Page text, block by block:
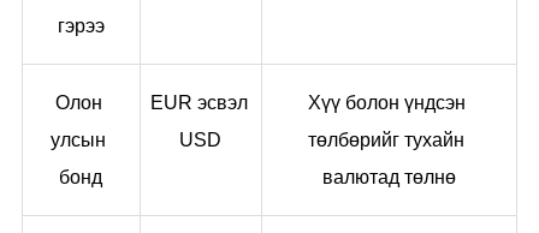
гэрээ
Олон
улсын
бонд
EUR эсвэл
USD
Хүү болон үндсэн
төлбөрийг тухайн
валютад төлнө